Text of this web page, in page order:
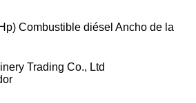
Combustible diésel Ancho de la
Trading Co., Ltd